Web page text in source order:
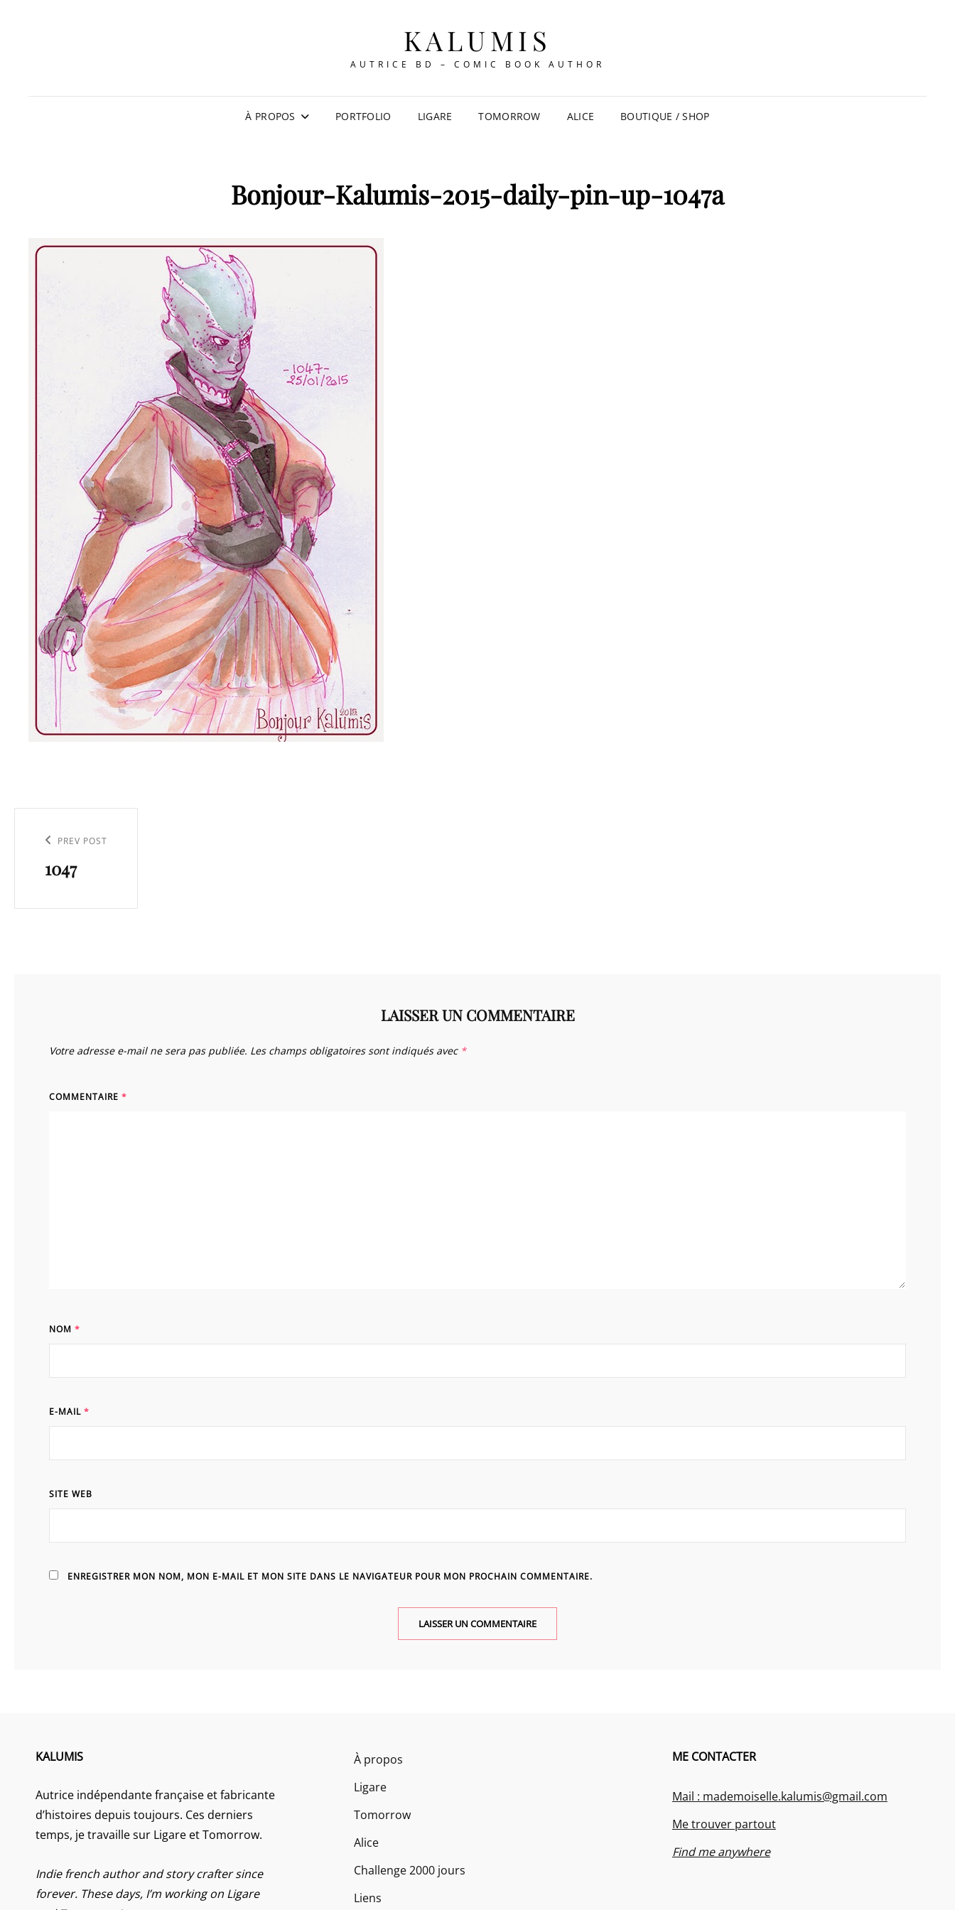
KALUMIS
AUTRICE BD – COMIC BOOK AUTHOR
À PROPOS PORTFOLIO LIGARE TOMORROW ALICE BOUTIQUE / SHOP
Bonjour-Kalumis-2015-daily-pin-up-1047a
l’article
Previous
Post
PREV POST
1047
LAISSER UN COMMENTAIRE
Votre adresse e-mail ne sera pas publiée. Les champs obligatoires sont indiqués avec *
COMMENTAIRE *
NOM *
E-MAIL *
SITE WEB
ENREGISTRER MON NOM, MON E-MAIL ET MON SITE DANS LE NAVIGATEUR POUR MON PROCHAIN COMMENTAIRE.
KALUMIS
Autrice indépendante française et fabricante
d’histoires depuis toujours. Ces derniers
temps, je travaille sur Ligare et Tomorrow.
Indie french author and story crafter since
forever. These days, I’m working on Ligare
À propos
Ligare
Tomorrow
Alice
Challenge 2000 jours
Liens
ME CONTACTER
Mail : mademoiselle.kalumis@gmail.com
Me trouver partout
Find me anywhere